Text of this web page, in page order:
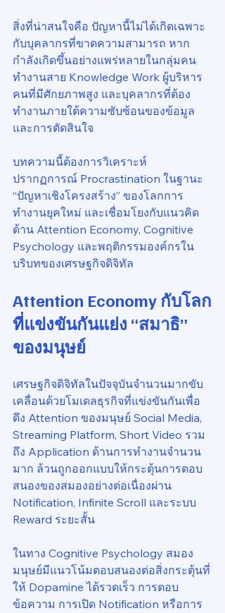
สิ่งที่น่าสนใจคือ ปัญหานี้ไม่ได้เกิดเฉพาะ
กับบุคลากรที่ขาดความสามารถ หาก
กำลังเกิดขึ้นอย่างแพร่หลายในกลุ่มคน
ทำงานสาย Knowledge Work ผู้บริหาร
คนที่มีศักยภาพสูง และบุคลากรที่ต้อง
ทำงานภายใต้ความซับซ้อนของข้อมูล
และการตัดสินใจ
บทความนี้ต้องการวิเคราะห์
ปรากฏการณ์ Procrastination ในฐานะ
“ปัญหาเชิงโครงสร้าง” ของโลกการ
ทำงานยุคใหม่ และเชื่อมโยงกับแนวคิด
ด้าน Attention Economy, Cognitive
Psychology และพฤติกรรมองค์กรใน
บริบทของเศรษฐกิจดิจิทัล
Attention Economy กับโลก
ที่แข่งขันกันแย่ง “สมาธิ”
ของมนุษย์
เศรษฐกิจดิจิทัลในปัจจุบันจำนวนมากขับ
เคลื่อนด้วยโมเดลธุรกิจที่แข่งขันกันเพื่อ
ดึง Attention ของมนุษย์ Social Media,
Streaming Platform, Short Video รวม
ถึง Application ด้านการทำงานจำนวน
มาก ล้วนถูกออกแบบให้กระตุ้นการตอบ
สนองของสมองอย่างต่อเนื่องผ่าน
Notification, Infinite Scroll และระบบ
Reward ระยะสั้น
ในทาง Cognitive Psychology สมอง
มนุษย์มีแนวโน้มตอบสนองต่อสิ่งกระตุ้นที่
ให้ Dopamine ได้รวดเร็ว การตอบ
ข้อความ การเปิด Notification หรือการ